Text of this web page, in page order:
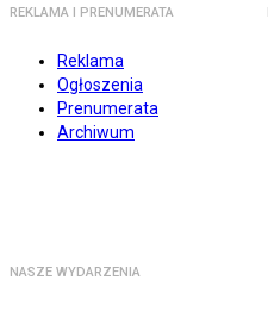
REKLAMA I PRENUMERATA
Reklama
Ogłoszenia
Prenumerata
Archiwum
NASZE WYDARZENIA